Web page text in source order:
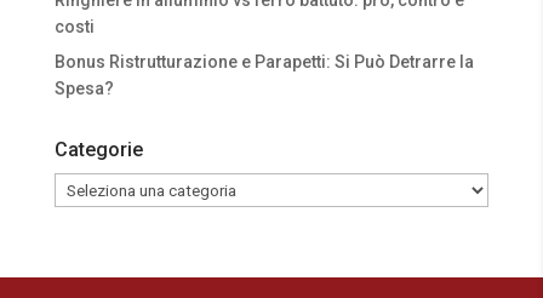
costi
Bonus Ristrutturazione e Parapetti: Si Può Detrarre la
Spesa?
Categorie
Categorie